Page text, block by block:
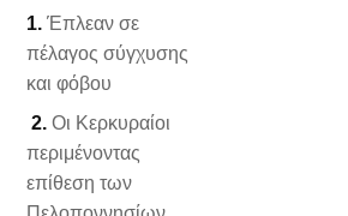
1. Έπλεαν σε
πέλαγος σύγχυσης
και φόβου
2. Οι Κερκυραίοι
περιμένοντας
επίθεση των